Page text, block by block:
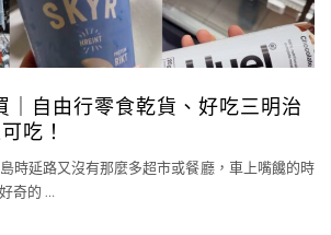
｜自由行零食乾貨、好吃三明治
吃！
時延路又沒有那麼多超市或餐廳，車上嘴饞的時
奇的 …